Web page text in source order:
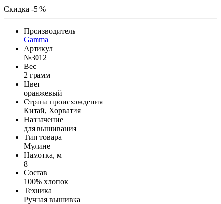
Скидка -5 %
Производитель
Gamma
Артикул
№3012
Вес
2 грамм
Цвет
оранжевый
Страна происхождения
Китай, Хорватия
Назначение
для вышивания
Тип товара
Мулине
Намотка, м
8
Состав
100% хлопок
Техника
Ручная вышивка